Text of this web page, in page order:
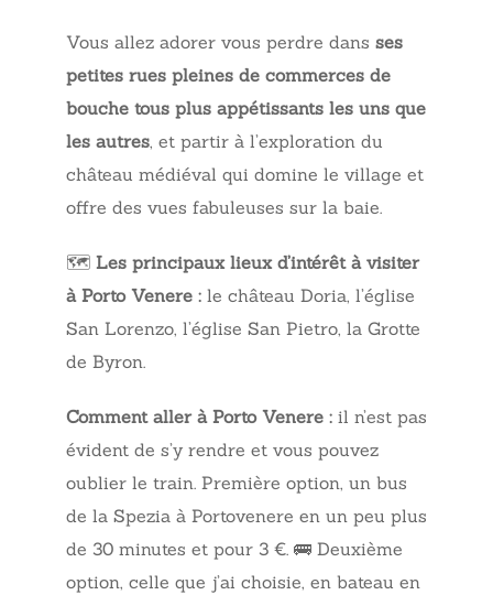
Vous allez adorer vous perdre dans ses
petites rues pleines de commerces de
bouche tous plus appétissants les uns que
les autres, et partir à l’exploration du
château médiéval qui domine le village et
offre des vues fabuleuses sur la baie.
🗺️ Les principaux lieux d’intérêt à visiter
à Porto Venere : le château Doria, l’église
San Lorenzo, l’église San Pietro, la Grotte
de Byron.
Comment aller à Porto Venere : il n’est pas
évident de s’y rendre et vous pouvez
oublier le train. Première option, un bus
de la Spezia à Portovenere en un peu plus
de 30 minutes et pour 3 €. 🚌 Deuxième
option, celle que j’ai choisie, en bateau en